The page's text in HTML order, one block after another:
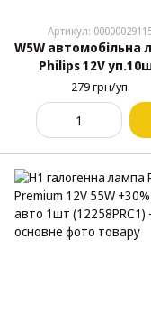
Артикул:
W5W автомобільна
Philips 12V
(12961CP)
279 грн/уп.